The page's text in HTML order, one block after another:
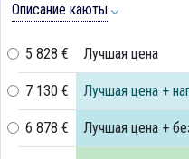
Описание каюты
5 828 € Лучшая цена
7 130 € Лучшая цена +
6 878 € Лучшая цена +